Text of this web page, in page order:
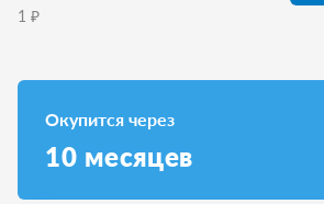
1 ₽
Окупится через
10 месяцев